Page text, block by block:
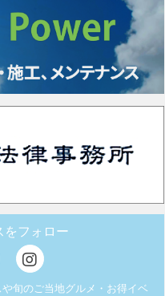
をフォロー
旬のご当地グルメ・お得イベ